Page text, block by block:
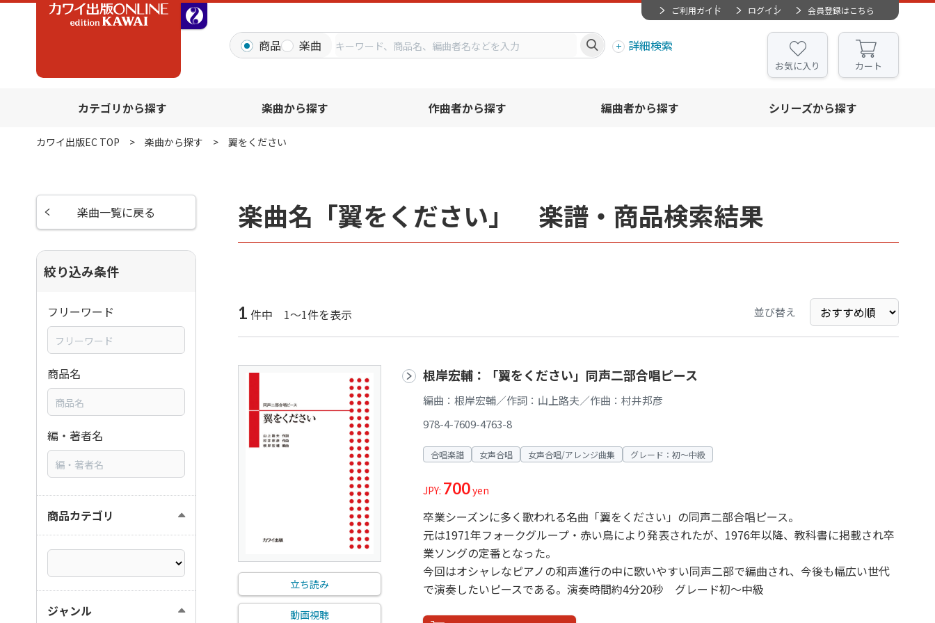
ご利用ガイド ログイン 会員登録はこちら
商品 楽曲 詳細検索
お気に入り カート
カテゴリから探す 楽曲から探す 作曲者から探す 編曲者から探す シリーズから探す
カワイ出版EC TOP 楽曲から探す 翼をください
楽曲名「翼をください」 楽譜・商品検索結果
1 件中 1～1件を表示 並び替え
立ち読み
動画視聴
根岸宏輔：「翼をください」同声二部合唱ピース
編曲：根岸宏輔／作詞：山上路夫／作曲：村井邦彦
978-4-7609-4763-8
合唱楽譜 女声合唱 女声合唱/アレンジ曲集 グレード：初～中級
JPY: 700yen
卒業シーズンに多く歌われる名曲「翼をください」の同声二部合唱ピース。
元は1971年フォークグループ・赤い鳥により発表されたが、1976年以降、教科書に掲載され卒
業ソングの定番となった。
今回はオシャレなピアノの和声進行の中に歌いやすい同声二部で編曲され、今後も幅広い世代
で演奏したいピースである。演奏時間約4分20秒 グレード初～中級
楽曲一覧に戻る
絞り込み条件
フリーワード
商品名
編・著者名
商品カテゴリ
ジャンル